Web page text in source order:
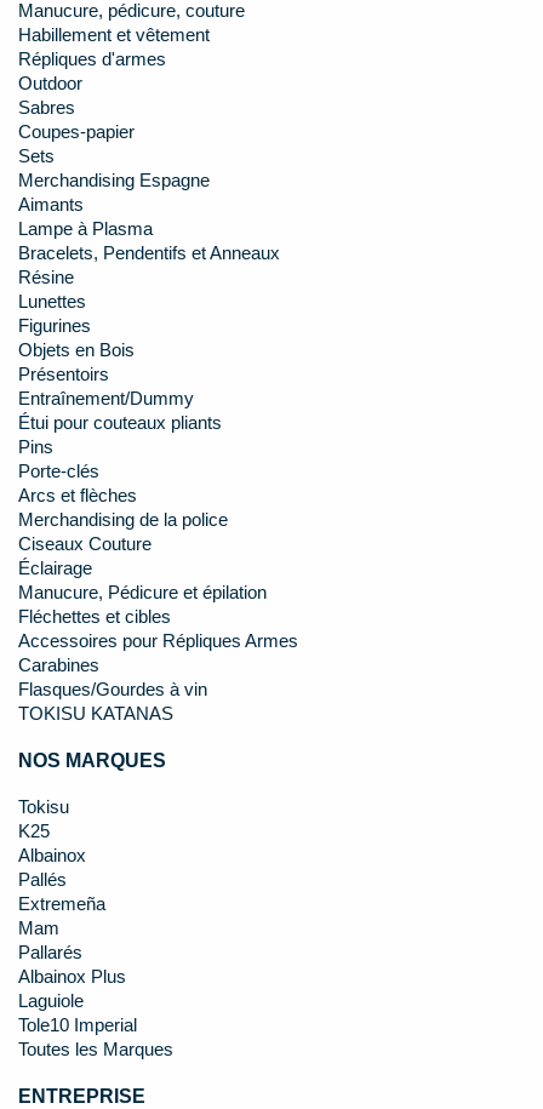
Manucure, pédicure, couture
Habillement et vêtement
Répliques d'armes
Outdoor
Sabres
Coupes-papier
Sets
Merchandising Espagne
Aimants
Lampe à Plasma
Bracelets, Pendentifs et Anneaux
Résine
Lunettes
Figurines
Objets en Bois
Présentoirs
Entraînement/Dummy
Étui pour couteaux pliants
Pins
Porte-clés
Arcs et flèches
Merchandising de la police
Ciseaux Couture
Éclairage
Manucure, Pédicure et épilation
Fléchettes et cibles
Accessoires pour Répliques Armes
Carabines
Flasques/Gourdes à vin
TOKISU KATANAS
NOS MARQUES
Tokisu
K25
Albainox
Pallés
Extremeña
Mam
Pallarés
Albainox Plus
Laguiole
Tole10 Imperial
Toutes les Marques
ENTREPRISE